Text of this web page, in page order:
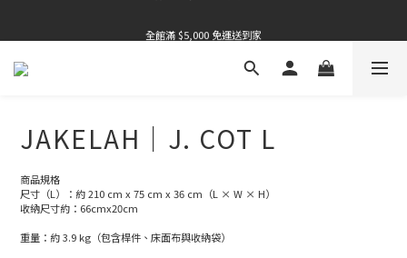
全館滿 $5,000 免運送到家
JAKELAH｜J. COT L
商品規格
尺寸（L）：約 210 cm x 75 cm x 36 cm（L × W × H）
收納尺寸約：66cmx20cm
重量：約 3.9 kg（包含桿件、床面布與收納袋）